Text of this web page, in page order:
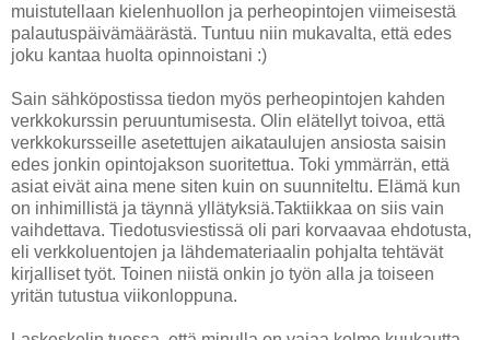
muistutellaan kielenhuollon ja perheopintojen viimeisestä
palautuspäivämäärästä. Tuntuu niin mukavalta, että edes
joku kantaa huolta opinnoistani :)
Sain sähköpostissa tiedon myös perheopintojen kahden
verkkokurssin peruuntumisesta. Olin elätellyt toivoa, että
verkkokursseille asetettujen aikataulujen ansiosta saisin
edes jonkin opintojakson suoritettua. Toki ymmärrän, että
asiat eivät aina mene siten kuin on suunniteltu. Elämä kun
on inhimillistä ja täynnä yllätyksiä.Taktiikkaa on siis vain
vaihdettava. Tiedotusviestissä oli pari korvaavaa ehdotusta,
eli verkkoluentojen ja lähdemateriaalin pohjalta tehtävät
kirjalliset työt. Toinen niistä onkin jo työn alla ja toiseen
yritän tutustua viikonloppuna.